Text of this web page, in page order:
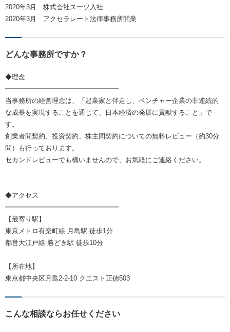
2020年3月 株式会社スーツ入社
2020年3月 アクセラレート法律事務所開業
どんな事務所ですか？
◆理念
━━━━━━━━━━━━━━━━━
当事務所の経営理念は、「起業家と伴走し、ベンチャー企業の非連続的
な成長を実現することを通じて、日本経済の発展に貢献すること」で
す。
創業者間契約、投資契約、株主間契約についての無料レビュー（約30分
間）も行っております。
セカンドレビューでも構いませんので、お気軽にご連絡ください。
◆アクセス
━━━━━━━━━━━━━━━━━
【最寄り駅】
東京メトロ有楽町線 月島駅 徒歩1分
都営大江戸線 勝どき駅 徒歩10分
【所在地】
東京都中央区月島2-2-10 クエスト正徳503
こんな相談ならお任せください